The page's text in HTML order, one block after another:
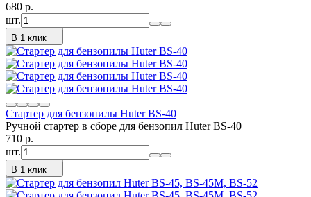
680 p.
шт.
В 1 клик
Стартер для бензопилы Huter BS-40
Ручной стартер в сборе для бензопил Huter BS-40
710 p.
шт.
В 1 клик